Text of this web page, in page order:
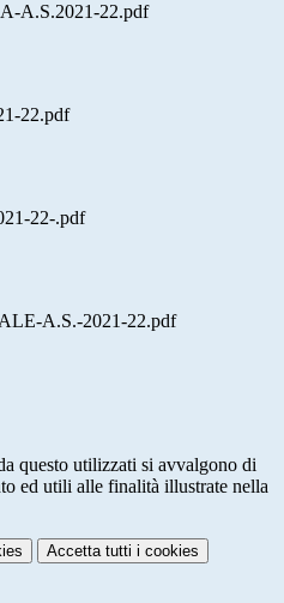
A.S.2021-22.pdf
22.pdf
22-.pdf
A.S.-2021-22.pdf
questo utilizzati si avvalgono di
ed utili alle finalità illustrate nella
Accetta tutti i cookies